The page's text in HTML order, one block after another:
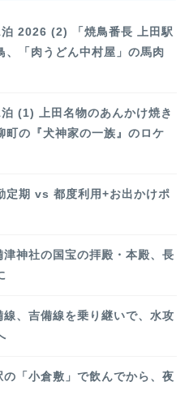
2026 (2) 「焼鳥番長 上田駅
、「肉うどん中村屋」の馬肉
(1) 上田名物のあんかけ焼き
町の『犬神家の一族』のロケ
定期 vs 都度利用+お出かけポ
神社の国宝の拝殿・本殿、長
、吉備線を乗り継いで、水攻
「小倉敷」で飲んでから、夜